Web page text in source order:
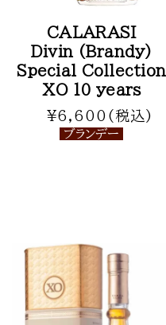
CALARASI
Divin (Brandy)
Special Collection
XO 10 years
¥6,600(税込)
ブランデー